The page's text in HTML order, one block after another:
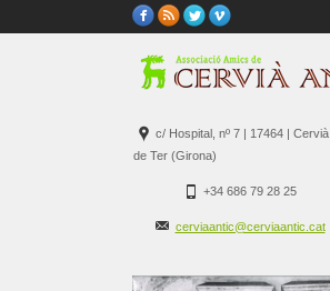
c/ Hospital, nº 7 | 17464 | Cervià
de Ter (Girona)
+34 686 79 28 25
cerviaantic@cerviaantic.cat